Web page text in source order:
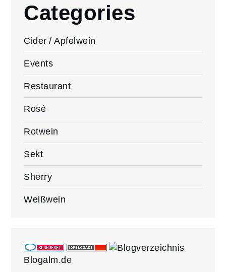
Categories
Cider / Apfelwein
Events
Restaurant
Rosé
Rotwein
Sekt
Sherry
Weißwein
Blogalm.de